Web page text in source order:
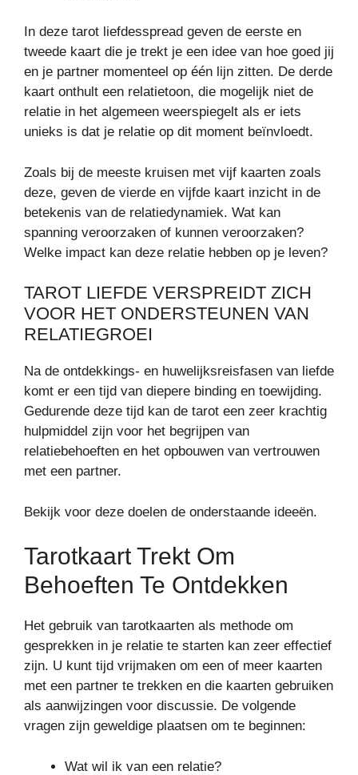
In deze tarot liefdesspread geven de eerste en
tweede kaart die je trekt je een idee van hoe goed jij
en je partner momenteel op één lijn zitten. De derde
kaart onthult een relatietoon, die mogelijk niet de
relatie in het algemeen weerspiegelt als er iets
unieks is dat je relatie op dit moment beïnvloedt.
Zoals bij de meeste kruisen met vijf kaarten zoals
deze, geven de vierde en vijfde kaart inzicht in de
betekenis van de relatiedynamiek. Wat kan
spanning veroorzaken of kunnen veroorzaken?
Welke impact kan deze relatie hebben op je leven?
TAROT LIEFDE VERSPREIDT ZICH
VOOR HET ONDERSTEUNEN VAN
RELATIEGROEI
Na de ontdekkings- en huwelijksreisfasen van liefde
komt er een tijd van diepere binding en toewijding.
Gedurende deze tijd kan de tarot een zeer krachtig
hulpmiddel zijn voor het begrijpen van
relatiebehoeften en het opbouwen van vertrouwen
met een partner.
Bekijk voor deze doelen de onderstaande ideeën.
Tarotkaart Trekt Om
Behoeften Te Ontdekken
Het gebruik van tarotkaarten als methode om
gesprekken in je relatie te starten kan zeer effectief
zijn. U kunt tijd vrijmaken om een of meer kaarten
met een partner te trekken en die kaarten gebruiken
als aanwijzingen voor discussie. De volgende
vragen zijn geweldige plaatsen om te beginnen:
Wat wil ik van een relatie?